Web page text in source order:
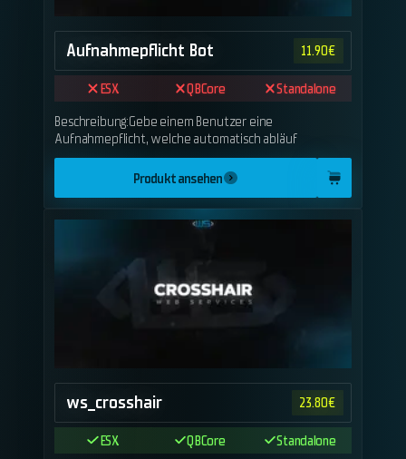
Aufnahmepflicht Bot 11.90€
ESX QBCore
Standalone
Beschreibung:Gebe einem Benutzer eine
Aufnahmepflicht, welche automatisch abläuf
Produkt ansehen
ws_crosshair 23.80€
ESX QBCore
Standalone